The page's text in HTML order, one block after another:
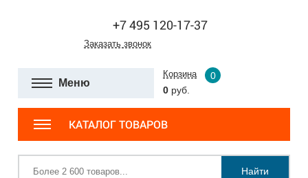
+7 495 120-17-37
Заказать звонок
Меню
Корзина
0
0 руб.
КАТАЛОГ ТОВАРОВ
Найти